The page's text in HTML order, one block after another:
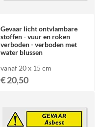
Gevaar licht ontvlambare
stoffen - vuur en roken
verboden - verboden met
water blussen
vanaf 20 x 15 cm
€ 20,50